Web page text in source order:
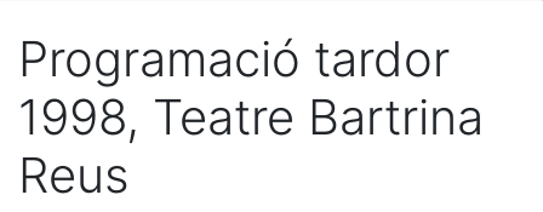
Programació tardor
1998, Teatre Bartrina
Reus